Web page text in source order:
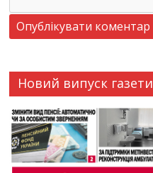
Новий випуск газети